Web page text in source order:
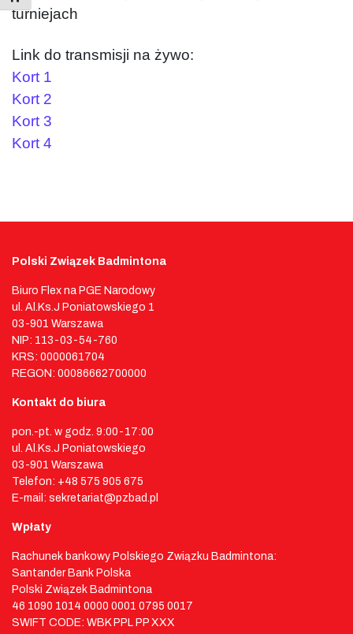
turniejach
Link do transmisji na żywo:
Kort 1
Kort 2
Kort 3
Kort 4
Polski Związek Badmintona
Biuro Flex na PGE Narodowy
ul. Al.Ks.J Poniatowskiego 1
03-901 Warszawa
NIP: 113-03-54-760
KRS: 0000061704
REGON: 00086662700000
Kontakt do biura
pon.-pt. w godz. 9:00-17:00
ul. Al.Ks.J Poniatowskiego
03-901 Warszawa
Telefon: +48 575 905 675
E-mail: sekretariat@pzbad.pl
Wpłaty
Rachunek bankowy Polskiego Związku Badmintona:
Santander Bank Polska
Polski Związek Badmintona
46 1090 1014 0000 0001 0795 0017
SWIFT CODE: WBK PPL PP XXX